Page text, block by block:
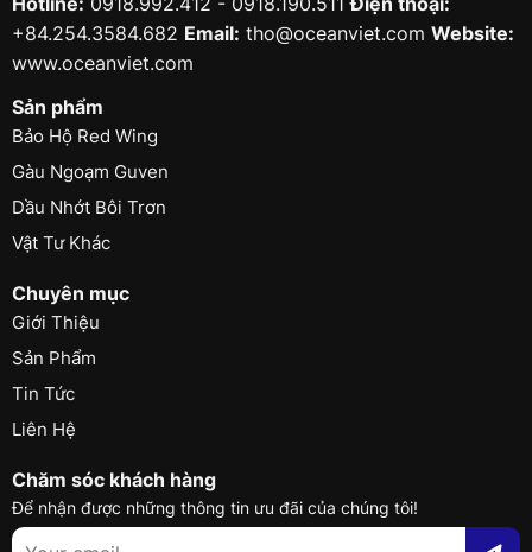
+84.254.3584.682 Email: tho@oceanviet.com Website:
www.oceanviet.com
Sản phẩm
Bảo Hộ Red Wing
Gàu Ngoạm Guven
Dầu Nhớt Bôi Trơn
Vật Tư Khác
Chuyên mục
Giới Thiệu
Sản Phẩm
Tin Tức
Liên Hệ
Chăm sóc khách hàng
Để nhận được những thông tin ưu đãi của chúng tôi!